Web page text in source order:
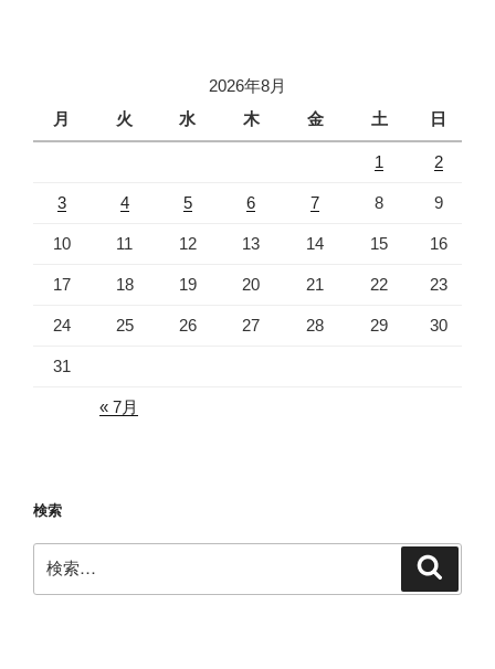
2026年8月
月
火 水 木 金 土 日
1 2
3 4 5 6 7 8 9
10 11 12 13 14 15 16
17 18 19 20 21 22 23
24 25 26 27 28 29 30
31
« 7月
検索
索: